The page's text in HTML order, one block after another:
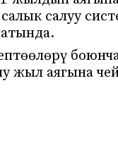
салуу
жыл аягына